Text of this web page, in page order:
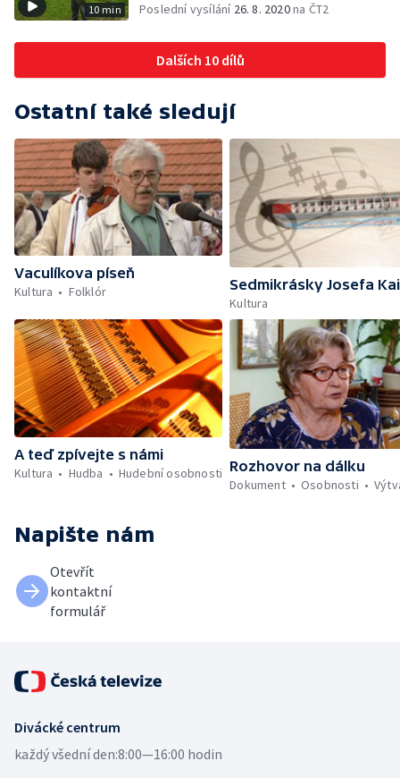
10 min Poslední vysílání 26. 8. 2020na ČT2
Dalších 10 dílů
Ostatní také sledují
Vaculíkova píseň
Kultura
Folklór
Sedmikrásky Josefa
Kultura
A teď zpívejte s námi
Kultura
Hudba Hudební osobnosti Rozhovor na dálku
Dokument
Osobnosti
Napište nám
Otevřít
kontaktní
formulář
Divácké centrum
každý všední den:8:00—16:00 hodin